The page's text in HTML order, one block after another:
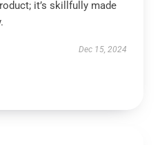
it’s skillfully made
Dec 15, 2024